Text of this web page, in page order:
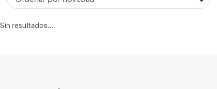
Sin resultados...